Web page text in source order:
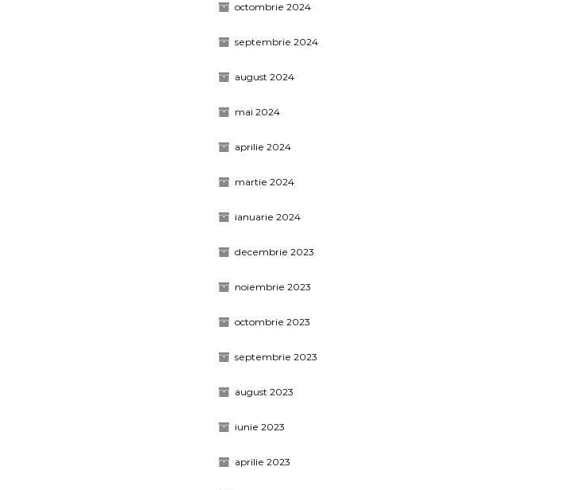
octombrie 2024
septembrie 2024
august 2024
mai 2024
aprilie 2024
martie 2024
ianuarie 2024
decembrie 2023
noiembrie 2023
octombrie 2023
septembrie 2023
august 2023
iunie 2023
aprilie 2023